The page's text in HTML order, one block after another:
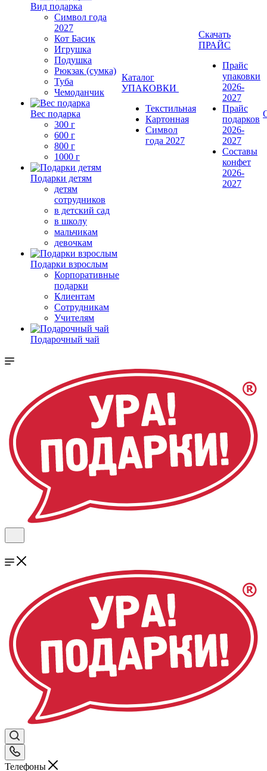
Вид подарка
Символ года
2027
Кот Басик
Игрушка
Подушка
Рюкзак (сумка)
Туба
Чемоданчик
Вес подарка
300 г
600 г
800 г
1000 г
Подарки детям
детям
сотрудников
в детский сад
в школу
мальчикам
девочкам
Подарки взрослым
Корпоративные
подарки
Клиентам
Сотрудникам
Учителям
Подарочный чай
Каталог
УПАКОВКИ
Текстильная
Картонная
Символ
года 2027
Скачать
ПРАЙС
Прайс
упаковки
2026-
2027
Прайс
подарков
2026-
2027
Составы
конфет
2026-
2027
Телефоны